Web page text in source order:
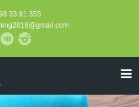
33 91 355